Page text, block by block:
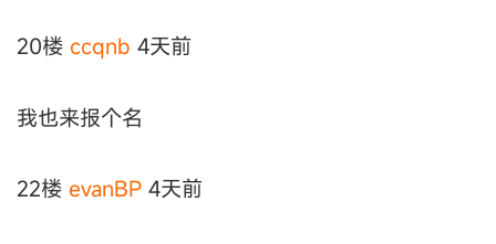
20楼 ccqnb 4天前
我也来报个名
22楼 evanBP 4天前